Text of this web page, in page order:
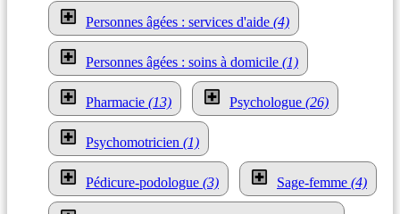
Personnes âgées : services d'aide (4)
Personnes âgées : soins à domicile (1)
Pharmacie (13) Psychologue (26)
Psychomotricien (1)
Pédicure-podologue (3) Sage-femme (4)